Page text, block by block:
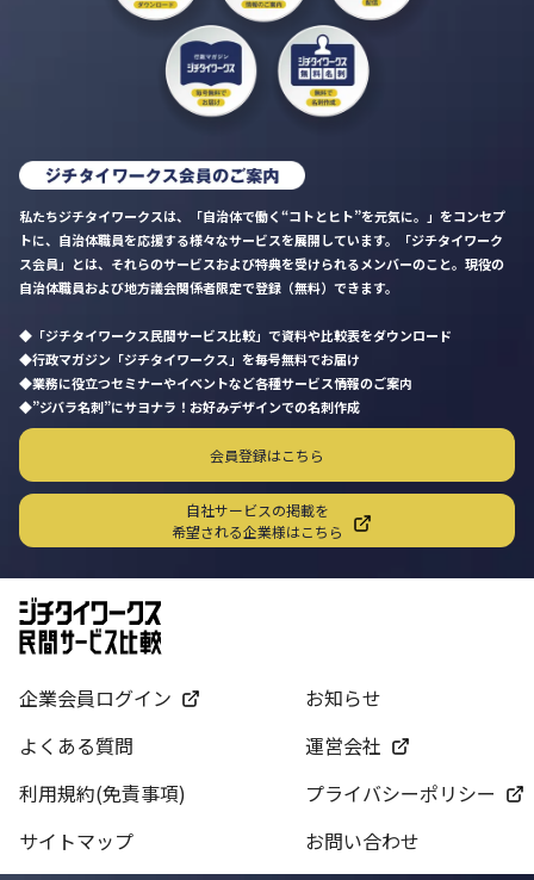
私たちジチタイワークスは、「自治体で働く“コトとヒト”を元気に。」をコンセプ
トに、自治体職員を応援する様々なサービスを展開しています。「ジチタイワーク
ス会員」とは、それらのサービスおよび特典を受けられるメンバーのこと。現役の
自治体職員および地方議会関係者限定で登録（無料）できます。
「ジチタイワークス民間サービス比較」で資料や比較表をダウンロード
行政マガジン「ジチタイワークス」を毎号無料でお届け
業務に役立つセミナーやイベントなど各種サービス情報のご案内
”ジバラ名刺”にサヨナラ！お好みデザインでの名刺作成
会員登録はこちら
自社サービスの掲載を
希望される企業様はこちら
企業会員ログイン
お知らせ
よくある質問
運営会社
利用規約(免責事項)
プライバシーポリシー
サイトマップ
お問い合わせ